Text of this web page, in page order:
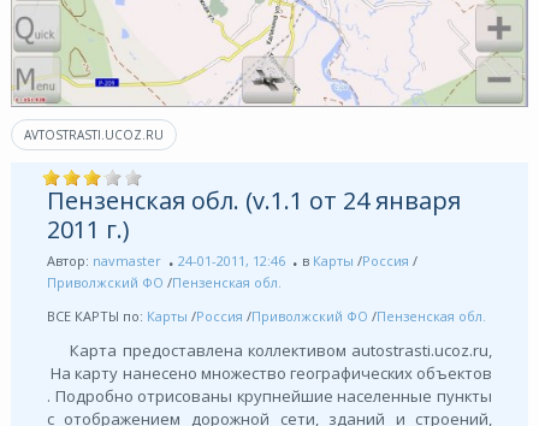
AVTOSTRASTI.UCOZ.RU
Пензенская обл. (v.1.1 от 24 января
2011 г.)
Автор: navmaster 24-01-2011, 12:46 в Карты /Россия /
Приволжский ФО /Пензенская обл.
ВСЕ КАРТЫ по: Карты /Россия /Приволжский ФО /Пензенская обл.
Карта предоставлена коллективом autostrasti.ucoz.ru,
На карту нанесено множество географических объектов
. Подробно отрисованы крупнейшие населенные пункты
с отображением дорожной сети, зданий и строений,